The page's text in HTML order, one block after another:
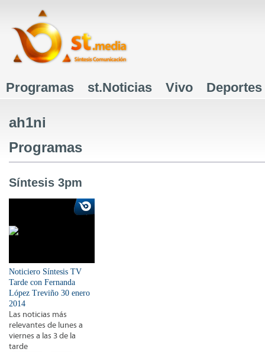
Menú principal
Programas st.Noticias Vivo Deportes
ah1ni
Programas
Síntesis 3pm
Noticiero Síntesis TV
Tarde con Fernanda
López Treviño 30 enero
2014
Las noticias más
relevantes de lunes a
viernes a las 3 de la
tarde